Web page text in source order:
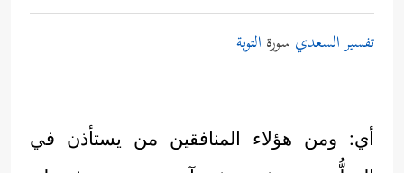
تفسير السعدي سورة التوبة
أي: ومن هؤلاء المنافقين من يستأذن في